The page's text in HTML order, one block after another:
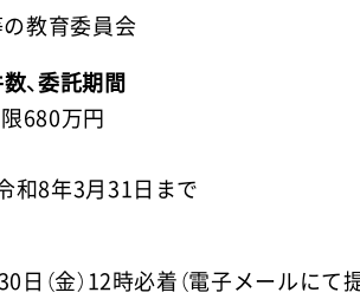
教育委員会
数、委託期間
680万円
和8年3月31日まで
（金）12時必着（電子メールにて